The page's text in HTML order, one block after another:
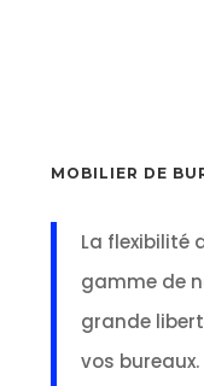
MOBILIER DE
La flexibilité
gamme de
grande
vos bureaux.